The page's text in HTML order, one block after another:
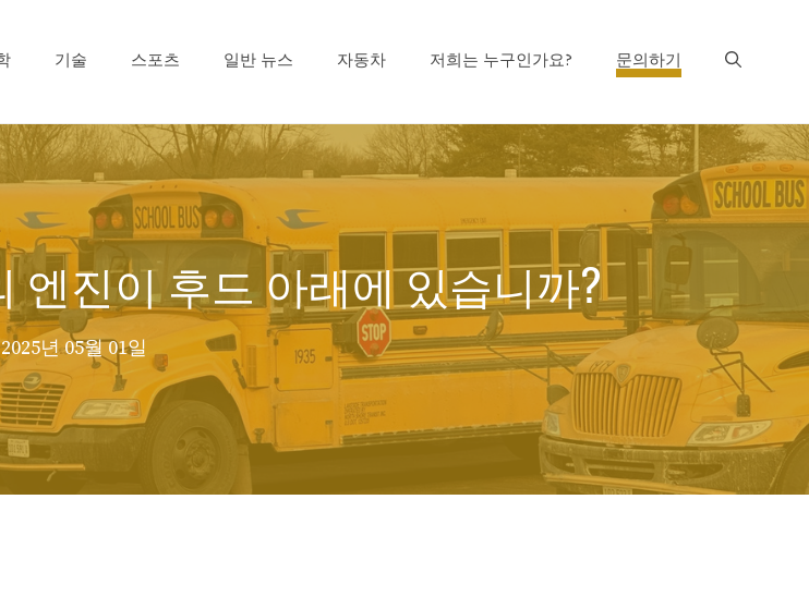
기술 스포츠 일반 뉴스 자동차 저희는 누구인가요? 문의하기
엔진이 후드 아래에 있습니까?
2025년 05월 01일